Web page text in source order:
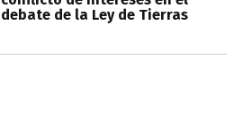
debate de la Ley de Tierras